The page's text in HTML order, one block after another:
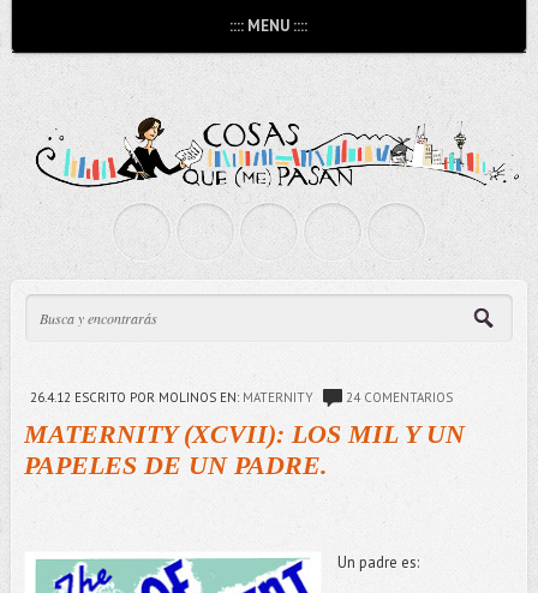
:::: MENU ::::
26.4.12 ESCRITO POR MOLINOS EN: MATERNITY 24 COMENTARIOS
MATERNITY (XCVII): LOS MIL Y UN
PAPELES DE UN PADRE.
Un padre es: